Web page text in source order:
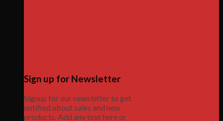
Sign up for Newsletter
Signup for our newsletter to get
notified about sales and new
products. Add any text here or